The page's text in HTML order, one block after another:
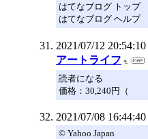
はてなブログ トップ
はてなブログ ヘルプ
2021/07/12 20:54:10
アートライフ
読者になる
価格：30,240円（
2021/07/08 16:44:40
© Yahoo Japan